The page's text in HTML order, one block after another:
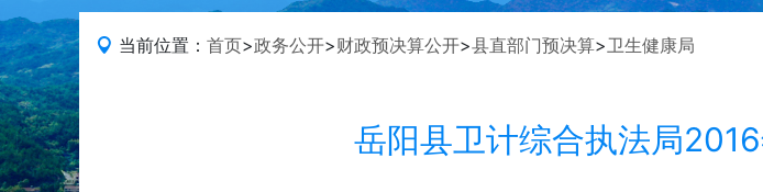
当前位置： 首页>政务公开>财政预决算公开>县直部门预决算>卫生健康局
岳阳县卫计综合执法局